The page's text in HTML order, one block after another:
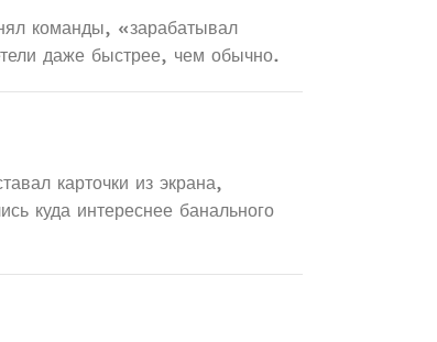
команды, «зарабатывал
даже быстрее, чем обычно.
карточки из экрана,
куда интереснее банального